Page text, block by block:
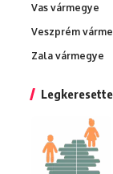
Vas vármegye
Veszprém
Zala vármegye